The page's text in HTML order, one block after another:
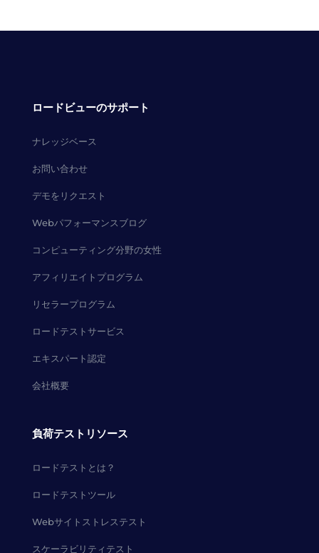
ロードビューのサポート
ナレッジベース
お問い合わせ
デモをリクエスト
Webパフォーマンスブログ
コンピューティング分野の女性
アフィリエイトプログラム
リセラープログラム
ロードテストサービス
エキスパート認定
会社概要
負荷テストリソース
ロードテストとは？
ロードテストツール
Webサイトストレステスト
スケーラビリティテスト